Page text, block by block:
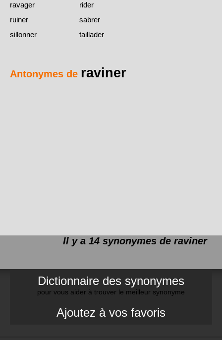
ravager
rider
ruiner
sabrer
sillonner
taillader
Antonymes de raviner
Il y a 14 synonymes de raviner
Dictionnaire des synonymes
pour vous aider à trouver le meilleur synonyme
Ajoutez à vos favoris